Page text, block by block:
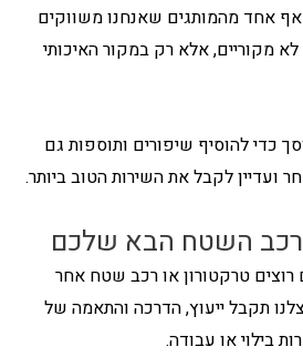
אף אחד מהמותגים שאנחנו משווקים
מקוריים, אלא רק במקור האיכותי
כדי להוסיף שיפורים ותוספות גם
ועדיין לקבל את השירות הטוב ביותר.
השטח הבא שלכם
טרקטורון או רכב שטח אחר
תקבל ייעוץ, הדרכה והתאמה של
בילוי או עבודה.